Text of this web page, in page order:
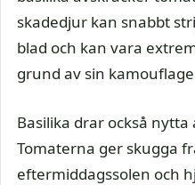
skadedjur kan snabbt
blad och kan vara
grund av sin
Basilika drar också
Tomaterna ger skugga
eftermiddagssolen och